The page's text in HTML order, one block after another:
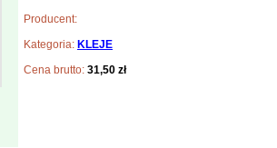
Producent:
Kategoria: KLEJE
Cena brutto: 31,50 zł